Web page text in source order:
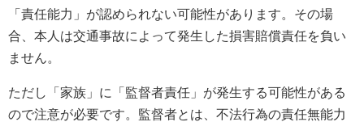
「責任能力」が認められない可能性があります。その場
合、本人は交通事故によって発生した損害賠償責任を負い
ません。
ただし「家族」に「監督者責任」が発生する可能性がある
ので注意が必要です。監督者とは、不法行為の責任無能力